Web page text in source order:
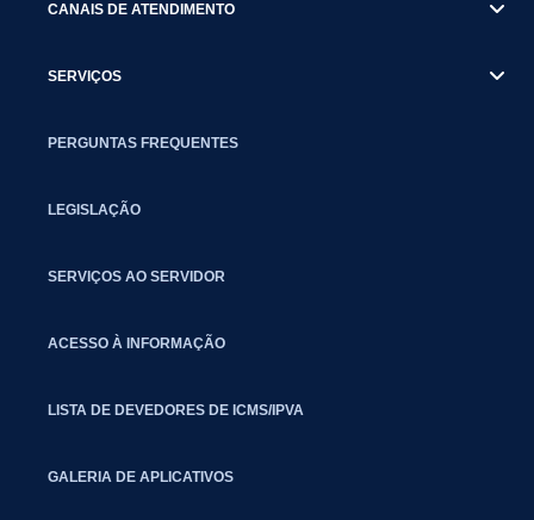
CANAIS DE ATENDIMENTO
SERVIÇOS
PERGUNTAS FREQUENTES
LEGISLAÇÃO
SERVIÇOS AO SERVIDOR
ACESSO À INFORMAÇÃO
LISTA DE DEVEDORES DE ICMS/IPVA
GALERIA DE APLICATIVOS